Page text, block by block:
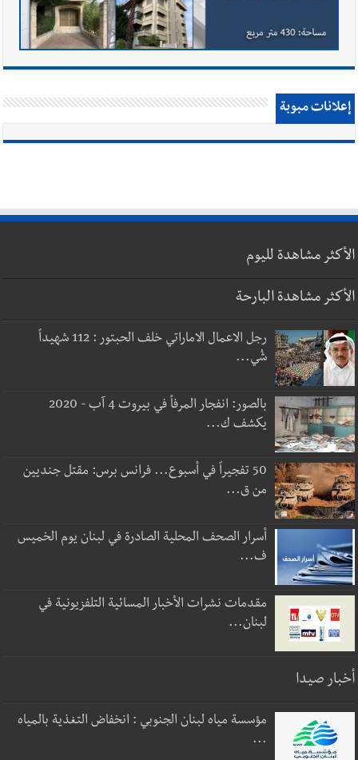
إعلانات مبوبة
الأكثر مشاهدة لليوم
الأكثر مشاهدة البارحة
رجل الاعمال الاماراتي خلف الحبتور : 112 شهيداً
شُي...
بالصور: انفجار المرفأ في بيروت 4 آب - 2020
يكشف ك...
50 تفجيراً في أسبوع... فرانس برس: مقتل جنديين
من ق...
أسرار الصحف المحلية الصادرة في لبنان يوم الخميس
ف...
مقدمات نشرات الأخبار المسائية التلفزيونية في
لبنان...
أخبار صيدا
مؤسسة مياه لبنان الجنوبي : انخفاض التغذية بالمياه
...